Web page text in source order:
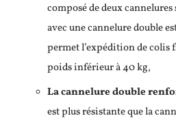
composé de deux
avec une cannelure double
permet l’expédition de colis
poids inférieur à 40 kg,
La cannelure double
est plus résistante que la